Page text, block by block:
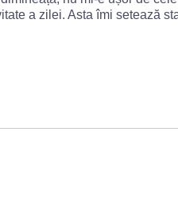
a zilei. Asta îmi setează